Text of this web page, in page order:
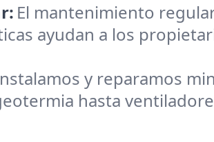
El mantenimiento
ayudan a los
y reparamos
hasta